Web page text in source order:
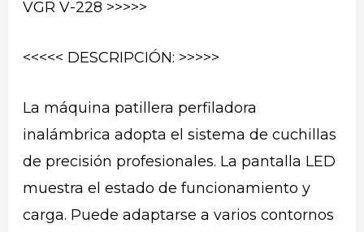
VGR V-228 >>>>>
<<<<< DESCRIPCIÓN: >>>>>
La máquina patillera perfiladora
inalámbrica adopta el sistema de cuchillas
de precisión profesionales. La pantalla LED
muestra el estado de funcionamiento y
carga. Puede adaptarse a varios contornos